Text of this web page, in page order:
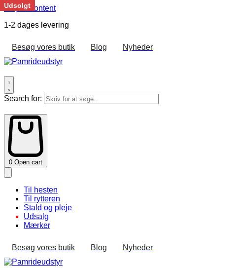
Skip to content
1-2 dages levering
Besøg vores butik Blog Nyheder
Search for:
0 Open cart
Til hesten
Til rytteren
Stald og pleje
Udsalg
Mærker
Besøg vores butik Blog Nyheder
Udsolgt